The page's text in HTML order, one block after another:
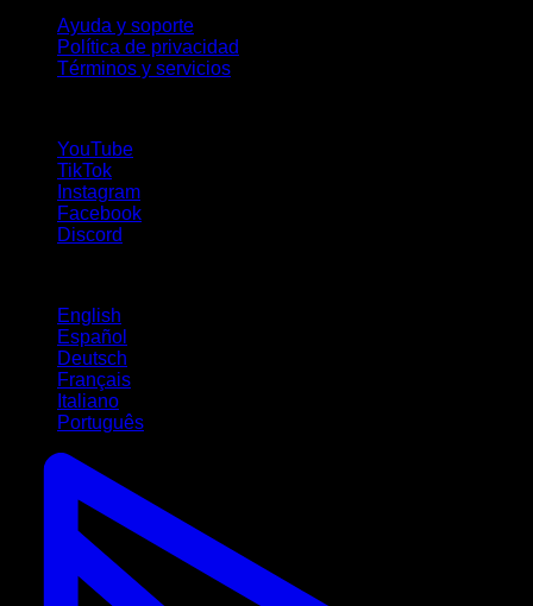
Ayuda y soporte
Política de privacidad
Términos y servicios
YouTube
TikTok
Instagram
Facebook
Discord
English
Español
Deutsch
Français
Italiano
Português